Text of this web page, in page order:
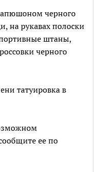
черного
на рукавах полоски
штаны,
черного
татуировка в
ее по